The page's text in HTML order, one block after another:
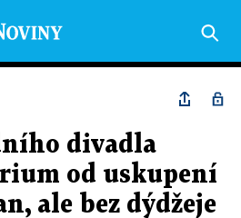
divadla
od uskupení
ale bez dýdžeje